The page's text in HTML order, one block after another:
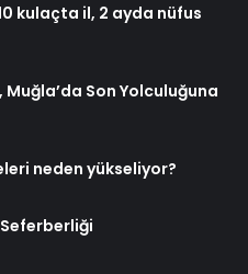
kulaçta il, 2 ayda nüfus
Muğla’da Son Yolculuğuna
neden yükseliyor?